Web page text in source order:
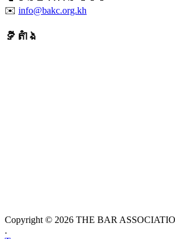
✉️ info@bakc.org.kh
ទីតាំង
Copyright © 2026 THE BAR
.